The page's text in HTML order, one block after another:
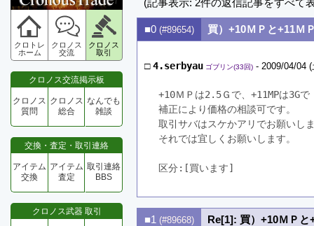
クロトレ
ホーム
クロノス
交流
クロノス
取引
クロノス交流掲示板
クロノス
質問
クロノス
総合
なんでも
雑談
交換・査定・取引連絡
アイテム
交換
アイテム
査定
取引連絡
BBS
クロノス武器 取引
(記事表示: 2件の返信記事をすべて
■0 (#89654) 買）+10ＭＰと+11
□4.serbyau ゴブリン(33回) - 2009/04/04
+10ＭＰは2.5Ｇで、+11MPは3G
補正により価格の相談可です。
取引サバはスケかアリでお願いし
それでは宜しくお願いします。
区分:[買います]
■1 (#89668) Re[1]: 買）+10ＭＰ